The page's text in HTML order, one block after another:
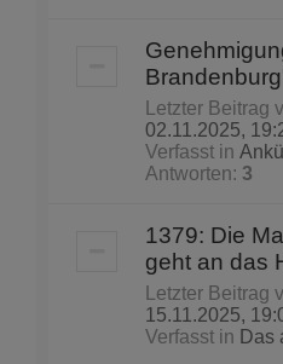
Letzter Beitrag
02.11.2025,
Verfasst in
Antworten: 3
1379: Die
geht an das
Letzter Beitrag
15.11.2025,
Verfasst in Das